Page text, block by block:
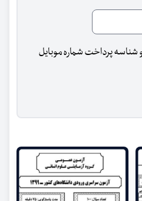
پرداخت شماره موبایل